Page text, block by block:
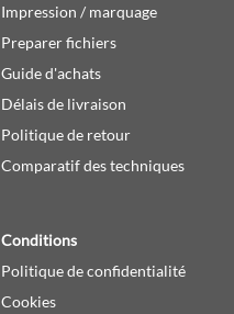
Impression / marquage
Preparer fichiers
Guide d'achats
Délais de livraison
Politique de retour
Comparatif des techniques
Conditions
Politique de confidentialité
Cookies